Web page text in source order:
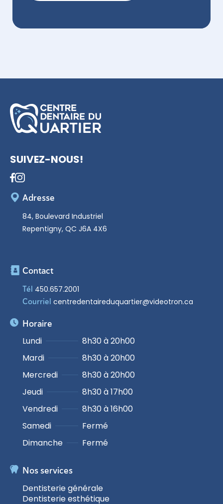
SUIVEZ-NOUS!
Adresse
84, Boulevard Industriel
Repentigny, QC J6A 4X6
Contact
Tél 450.657.2001
Courriel centredentaireduquartier@videotron.ca
Horaire
Lundi
8h30 à 20h00
Mardi
8h30 à 20h00
Mercredi
8h30 à 20h00
Jeudi
8h30 à 17h00
Vendredi
8h30 à 16h00
Samedi
Fermé
Dimanche
Fermé
Nos services
Dentisterie générale
Dentisterie esthétique